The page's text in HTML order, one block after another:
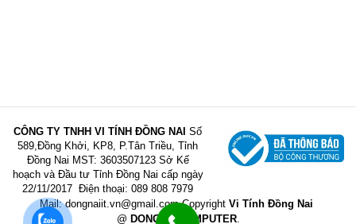
CÔNG TY TNHH VI TÍNH ĐỒNG NAI Số
589,Đồng Khởi, KP8, P.Tân Triều, Tỉnh
Đồng Nai MST: 3603507123 Sở Kế
hoạch và Đầu tư Tỉnh Đồng Nai cấp ngày
22/11/2017 Điện thoại: 089 808 7979
Mail:dongnaiit.vn@gmail.com Copyright Vi Tính Đồng Nai
@ DONGNAICOMPUTER.